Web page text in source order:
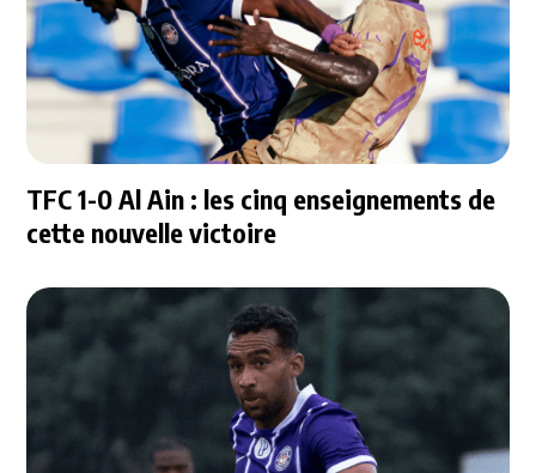
TFC 1-0 Al Ain : les cinq enseignements de
cette nouvelle victoire